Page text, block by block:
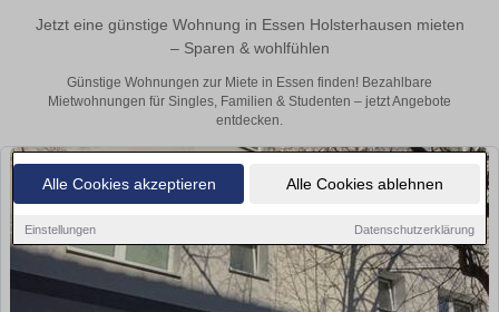
Alle Cookies akzeptieren Alle Cookies ablehnen
Einstellungen Datenschutzerklärung
Jetzt eine günstige Wohnung in Essen Holsterhausen mieten
– Sparen & wohlfühlen
Günstige Wohnungen zur Miete in Essen finden! Bezahlbare
Mietwohnungen für Singles, Familien & Studenten – jetzt Angebote
entdecken.